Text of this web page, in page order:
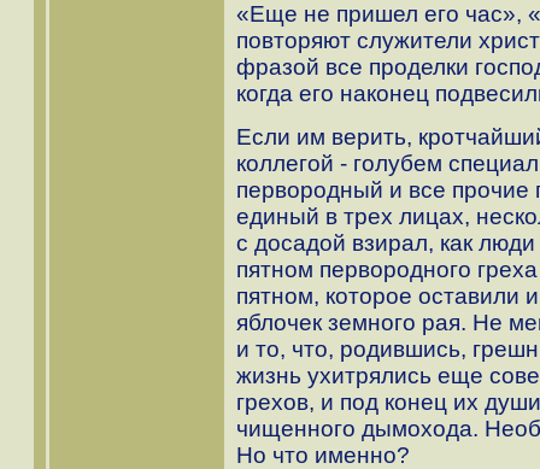
«Еще не пришел его час»,
повторяют служители
фразой все проделки
когда его наконец
Если им верить,
коллегой - голубем
первородный и все прочие
единый в трех лицах,
с досадой взирал, как
пятном первородного
пятном, которое оставили
яблочек земного рая. Не
и то, что, родившись,
жизнь ухитрялись еще
грехов, и под конец их
чищенного дымохода.
Но что именно?